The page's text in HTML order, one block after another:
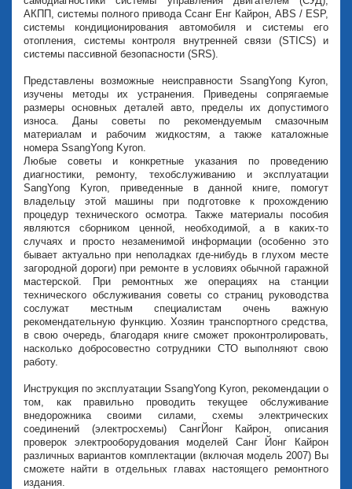
АКПП, системы полного привода Ссанг Енг Кайрон, ABS / ESP,
системы кондиционирования автомобиля и системы его
отопления, системы контроля внутренней связи (STICS) и
системы пассивной безопасности (SRS).
Представлены возможные неисправности SsangYong Kyron,
изучены методы их устранения. Приведены сопрягаемые
размеры основных деталей авто, пределы их допустимого
износа. Даны советы по рекомендуемым смазочным
материалам и рабочим жидкостям, а также каталожные
номера SsangYong Kyron.
Любые советы и конкретные указания по проведению
диагностики, ремонту, техобслуживанию и эксплуатации
SangYong Kyron, приведенные в данной книге, помогут
владельцу этой машины при подготовке к прохождению
процедур технического осмотра. Также материалы пособия
являются сборником ценной, необходимой, а в каких-то
случаях и просто незаменимой информации (особенно это
бывает актуально при неполадках где-нибудь в глухом месте
загородной дороги) при ремонте в условиях обычной гаражной
мастерской. При ремонтных же операциях на станции
технического обслуживания советы со страниц руководства
сослужат местным специалистам очень важную
рекомендательную функцию. Хозяин транспортного средства,
в свою очередь, благодаря книге сможет проконтролировать,
насколько добросовестно сотрудники СТО выполняют свою
работу.
Инструкция по эксплуатации SsangYong Kyron, рекомендации о
том, как правильно проводить текущее обслуживание
внедорожника своими силами, схемы электрических
соединений (электросхемы) СангЙонг Кайрон, описания
проверок электрооборудования моделей Санг Йонг Кайрон
различных вариантов комплектации (включая модель 2007) Вы
сможете найти в отдельных главах настоящего ремонтного
издания.